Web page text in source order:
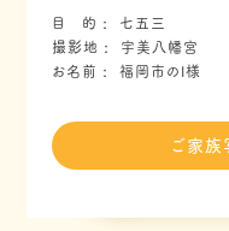
目 的
七五三
撮影地
宇美八幡宮
お名前
福岡市のI様
ご家族